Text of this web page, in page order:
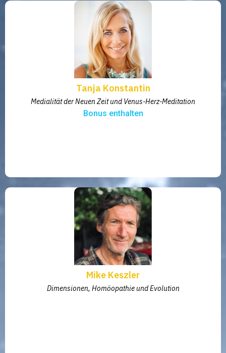
Tanja Konstantin
Medialität der Neuen Zeit und Venus-Herz-Meditation
Bonus enthalten
Mike Keszler
Dimensionen, Homöopathie und Evolution